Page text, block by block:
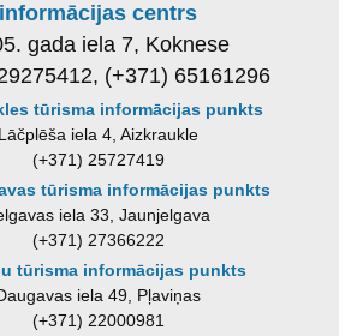
informācijas centrs
gada iela 7, Koknese
(+371) 65161296
tūrisma informācijas punkts
Lāčplēša iela 4, Aizkraukle
(+371) 25727419
tūrisma informācijas punkts
iela 33, Jaunjelgava
(+371) 27366222
tūrisma informācijas punkts
iela 49, Pļaviņas
(+371) 22000981